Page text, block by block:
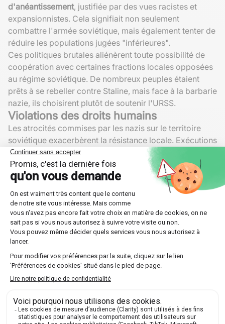
d'anéantissement, justifiée par des vues racistes et
expansionnistes. Cela signifiait non seulement
combattre l'armée soviétique, mais également tenter de
réduire les populations jugées "inférieures".
Ces politiques brutales aliénèrent toute possibilité de
coopération avec certaines fractions locales opposées
au régime soviétique. De nombreux peuples étaient
prêts à se rebeller contre Staline, mais face à la barbarie
nazie, ils choisirent plutôt de soutenir l'URSS.
Violations des droits humains
Les atrocités commises par les nazis sur le territoire
soviétique exacerbèrent la résistance locale. Exécutions
sommaires, pillages, destruction systématique des
villages renforcèrent l'hostilité envers les envahisseurs.
Cette brutalité eut pour effet pervers de souder la
population soviétique autour de la figure de Staline,
transformant la lutte militaire en une guerre patriotique
totale.
Comparaison des pertes militaires lors de
deux batailles clés
Bataille
Pertes
allemandes
Pertes
soviétiques
Moscou
500,000
Stalingrad
750,000 -
850,000
1,129,619